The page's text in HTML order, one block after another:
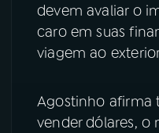
devem avaliar o
caro em suas
viagem ao
Agostinho afirma
vender dólares, o